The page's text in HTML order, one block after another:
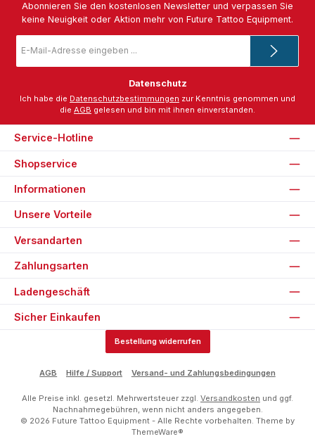
Abonnieren Sie den kostenlosen Newsletter und verpassen Sie
keine Neuigkeit oder Aktion mehr von Future Tattoo Equipment.
Mail-
*
Datenschutz
Ich habe die Datenschutzbestimmungen zur Kenntnis genommen und
die AGB gelesen und bin mit ihnen einverstanden.
Service-Hotline
Shopservice
Informationen
Unsere Vorteile
Versandarten
Zahlungsarten
Ladengeschäft
Sicher Einkaufen
Bestellung widerrufen
AGB Hilfe / Support Versand- und Zahlungsbedingungen
Alle Preise inkl. gesetzl. Mehrwertsteuer zzgl. Versandkosten und ggf.
Nachnahmegebühren, wenn nicht anders angegeben.
© 2026 Future Tattoo Equipment - Alle Rechte vorbehalten. Theme by
ThemeWare®